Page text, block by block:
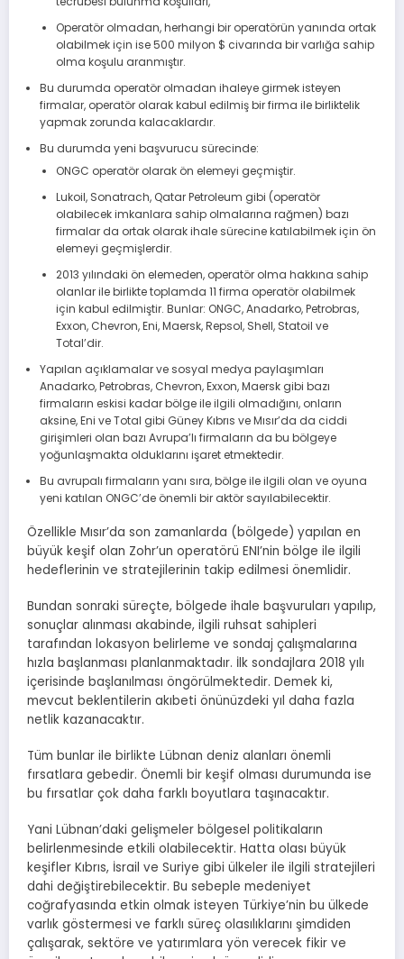
Operatör olmadan, herhangi bir operatörün yanında ortak
olabilmek için ise 500 milyon $ civarında bir varlığa sahip
olma koşulu aranmıştır.
Bu durumda operatör olmadan ihaleye girmek isteyen
firmalar, operatör olarak kabul edilmiş bir firma ile birliktelik
yapmak zorunda kalacaklardır.
Bu durumda yeni başvurucu sürecinde:
ONGC operatör olarak ön elemeyi geçmiştir.
Lukoil, Sonatrach, Qatar Petroleum gibi (operatör
olabilecek imkanlara sahip olmalarına rağmen) bazı
firmalar da ortak olarak ihale sürecine katılabilmek için ön
elemeyi geçmişlerdir.
2013 yılındaki ön elemeden, operatör olma hakkına sahip
olanlar ile birlikte toplamda 11 firma operatör olabilmek
için kabul edilmiştir. Bunlar: ONGC, Anadarko, Petrobras,
Exxon, Chevron, Eni, Maersk, Repsol, Shell, Statoil ve
Total’dir.
Yapılan açıklamalar ve sosyal medya paylaşımları
Anadarko, Petrobras, Chevron, Exxon, Maersk gibi bazı
firmaların eskisi kadar bölge ile ilgili olmadığını, onların
aksine, Eni ve Total gibi Güney Kıbrıs ve Mısır’da da ciddi
girişimleri olan bazı Avrupa’lı firmaların da bu bölgeye
yoğunlaşmakta olduklarını işaret etmektedir.
Bu avrupalı firmaların yanı sıra, bölge ile ilgili olan ve oyuna
yeni katılan ONGC’de önemli bir aktör sayılabilecektir.
Özellikle Mısır’da son zamanlarda (bölgede) yapılan en
büyük keşif olan Zohr’un operatörü ENI’nin bölge ile ilgili
hedeflerinin ve stratejilerinin takip edilmesi önemlidir.
Bundan sonraki süreçte, bölgede ihale başvuruları yapılıp,
sonuçlar alınması akabinde, ilgili ruhsat sahipleri
tarafından lokasyon belirleme ve sondaj çalışmalarına
hızla başlanması planlanmaktadır. İlk sondajlara 2018 yılı
içerisinde başlanılması öngörülmektedir. Demek ki,
mevcut beklentilerin akıbeti önünüzdeki yıl daha fazla
netlik kazanacaktır.
Tüm bunlar ile birlikte Lübnan deniz alanları önemli
fırsatlara gebedir. Önemli bir keşif olması durumunda ise
bu fırsatlar çok daha farklı boyutlara taşınacaktır.
Yani Lübnan’daki gelişmeler bölgesel politikaların
belirlenmesinde etkili olabilecektir. Hatta olası büyük
keşifler Kıbrıs, İsrail ve Suriye gibi ülkeler ile ilgili stratejileri
dahi değiştirebilecektir. Bu sebeple medeniyet
coğrafyasında etkin olmak isteyen Türkiye’nin bu ülkede
varlık göstermesi ve farklı süreç olasılıklarını şimdiden
çalışarak, sektöre ve yatırımlara yön verecek fikir ve